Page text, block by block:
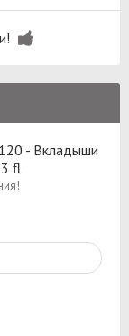
- Вкладыши
fl